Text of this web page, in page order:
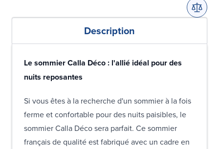
Description
Le sommier Calla Déco : l'allié idéal pour des
nuits reposantes
Si vous êtes à la recherche d'un sommier à la fois
ferme et confortable pour des nuits paisibles, le
sommier Calla Déco sera parfait. Ce sommier
français de qualité est fabriqué avec un cadre en